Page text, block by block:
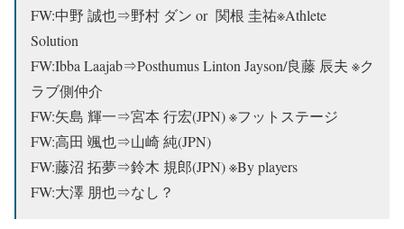
FW:中野 誠也⇒野村 ダン or 関根 圭祐※Athlete
Solution
FW:Ibba Laajab⇒Posthumus Linton Jayson/良藤 辰夫 ※ク
ラブ側仲介
FW:矢島 輝一⇒宮本 行宏(JPN) ※フットステージ
FW:高田 颯也⇒山崎 純(JPN)
FW:藤沼 拓夢⇒鈴木 規郎(JPN) ※By players
FW:大澤 朋也⇒なし？